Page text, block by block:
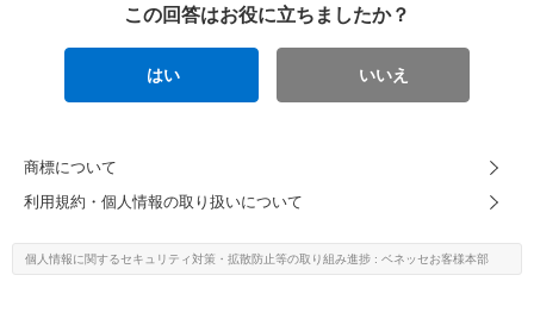
この回答はお役に立ちましたか？
はい いいえ
商標について
利用規約・個人情報の取り扱いについて
個人情報に関するセキュリティ対策・ 拡散防止等の取り組み進捗 : ベネッセお客様本部